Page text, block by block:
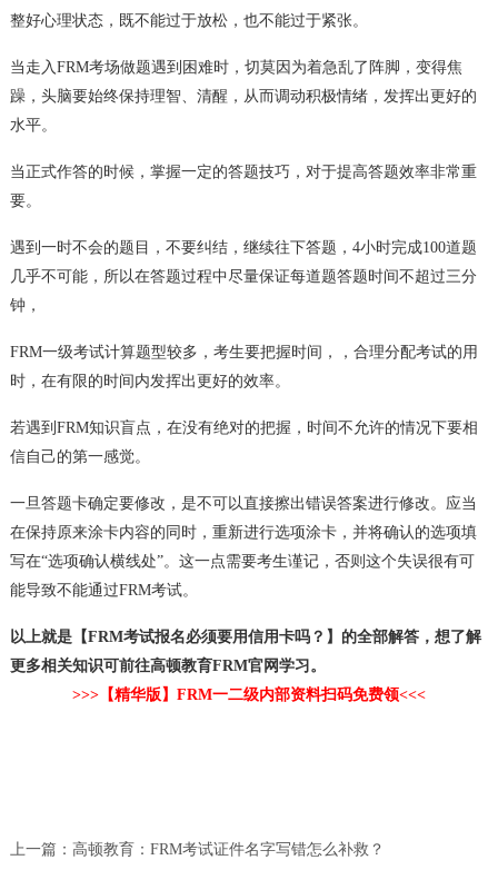
整好心理状态，既不能过于放松，也不能过于紧张。
当走入FRM考场做题遇到困难时，切莫因为着急乱了阵脚，变得焦
躁，头脑要始终保持理智、清醒，从而调动积极情绪，发挥出更好的
水平。
当正式作答的时候，掌握一定的答题技巧，对于提高答题效率非常重
要。
遇到一时不会的题目，不要纠结，继续往下答题，4小时完成100道题
几乎不可能，所以在答题过程中尽量保证每道题答题时间不超过三分
钟，
FRM一级考试计算题型较多，考生要把握时间，，合理分配考试的用
时，在有限的时间内发挥出更好的效率。
若遇到FRM知识盲点，在没有绝对的把握，时间不允许的情况下要相
信自己的第一感觉。
一旦答题卡确定要修改，是不可以直接擦出错误答案进行修改。应当
在保持原来涂卡内容的同时，重新进行选项涂卡，并将确认的选项填
写在“选项确认横线处”。这一点需要考生谨记，否则这个失误很有可
能导致不能通过FRM考试。
以上就是【FRM考试报名必须要用信用卡吗？】的全部解答，想了解
更多相关知识可前往高顿教育FRM官网学习。
>>>【精华版】FRM一二级内部资料扫码免费领<<<
上一篇： 高顿教育：FRM考试证件名字写错怎么补救？